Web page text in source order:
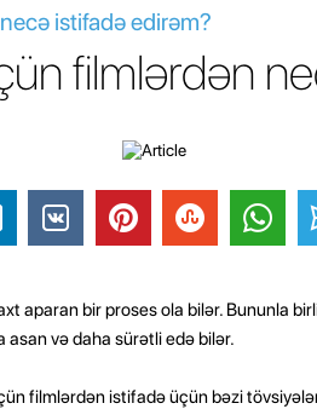
istifadə edirəm?
filmlərdən
aparan bir proses ola bilər. Bununla
və daha sürətli edə bilər.
filmlərdən istifadə üçün bəzi